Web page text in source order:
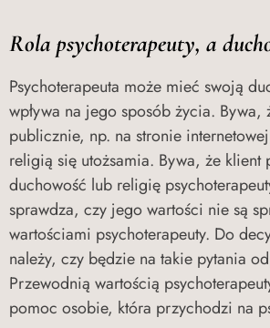
Rola psychoterapeuty, a
Psychoterapeuta może mieć swoją
wpływa na jego sposób życia. Bywa,
publicznie, np. na stronie
religią się utożsamia. Bywa, że klient
duchowość lub religię
sprawdza, czy jego wartości nie są
wartościami psychoterapeuty. Do
należy, czy będzie na takie pytania
Przewodnią wartością
pomoc osobie, która przychodzi na